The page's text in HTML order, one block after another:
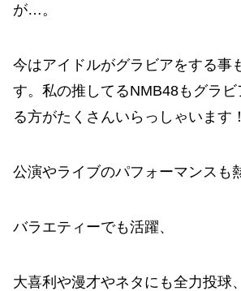
が…。
今はアイドルがグラビアをする事
す。私の推してるNMB48もグラビ
る方がたくさんいらっしゃいます！
公演やライブのパフォーマンスも
バラエティーでも活躍、
大喜利や漫才やネタにも全力投球、